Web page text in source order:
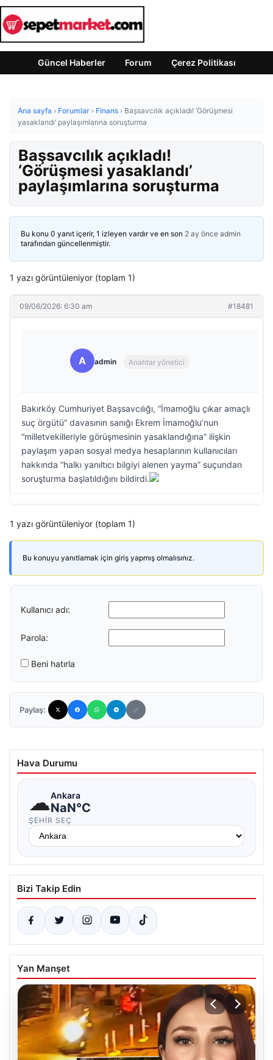
Güncel Haberler Forum Çerez Politikası
Ana sayfa › Forumlar › Finans › Başsavcılık açıkladı! ‘Görüşmesi
yasaklandı’ paylaşımlarına soruşturma
Başsavcılık açıkladı!
‘Görüşmesi yasaklandı’
paylaşımlarına soruşturma
Bu konu 0 yanıt içerir, 1 izleyen vardır ve en son 2 ay önce admin
tarafından güncellenmiştir.
1 yazı görüntüleniyor (toplam 1)
09/06/2026: 6:30 am #18481
A admin Anahtar yönetici
Bakırköy Cumhuriyet Başsavcılığı, “İmamoğlu çıkar amaçlı
suç örgütü” davasının sanığı Ekrem İmamoğlu’nun
“milletvekilleriyle görüşmesinin yasaklandığına” ilişkin
paylaşım yapan sosyal medya hesaplarının kullanıcıları
hakkında “halkı yanıltıcı bilgiyi alenen yayma” suçundan
soruşturma başlatıldığını bildirdi.
1 yazı görüntüleniyor (toplam 1)
Bu konuyu yanıtlamak için giriş yapmış olmalısınız.
Kullanıcı adı:
Parola:
Beni hatırla
Paylaş:
Hava Durumu
☁Ankara
NaN°C
ŞEHIR SEÇ
Bizi Takip Edin
Yan Manşet